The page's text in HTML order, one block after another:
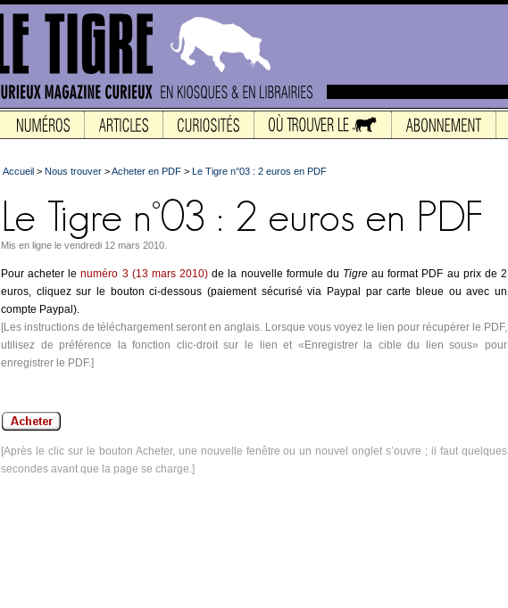
Accueil > Nous trouver >Acheter en PDF > Le Tigre n°03 : 2 euros en PDF
Mis en ligne le vendredi 12 mars 2010.
Pour acheter lenuméro 3 (13 mars 2010) de la nouvelle formule du Tigreau format PDF au prix de 2
euros, cliquez sur le bouton ci-dessous (paiement sécurisé via Paypal par carte bleue ou avec un
compte Paypal).
[Les instructions de téléchargement seront en anglais. Lorsque vous voyez le lien pour récupérer le PDF,
utilisez de préférence la fonction clic-droit sur le lien et «Enregistrer la cible du lien sous» pour
enregistrer le PDF.]
[Après le clic sur le bouton Acheter, une nouvelle fenêtre ou un nouvel onglet s’ouvre ; il faut quelques
secondes avant que la page se charge.]